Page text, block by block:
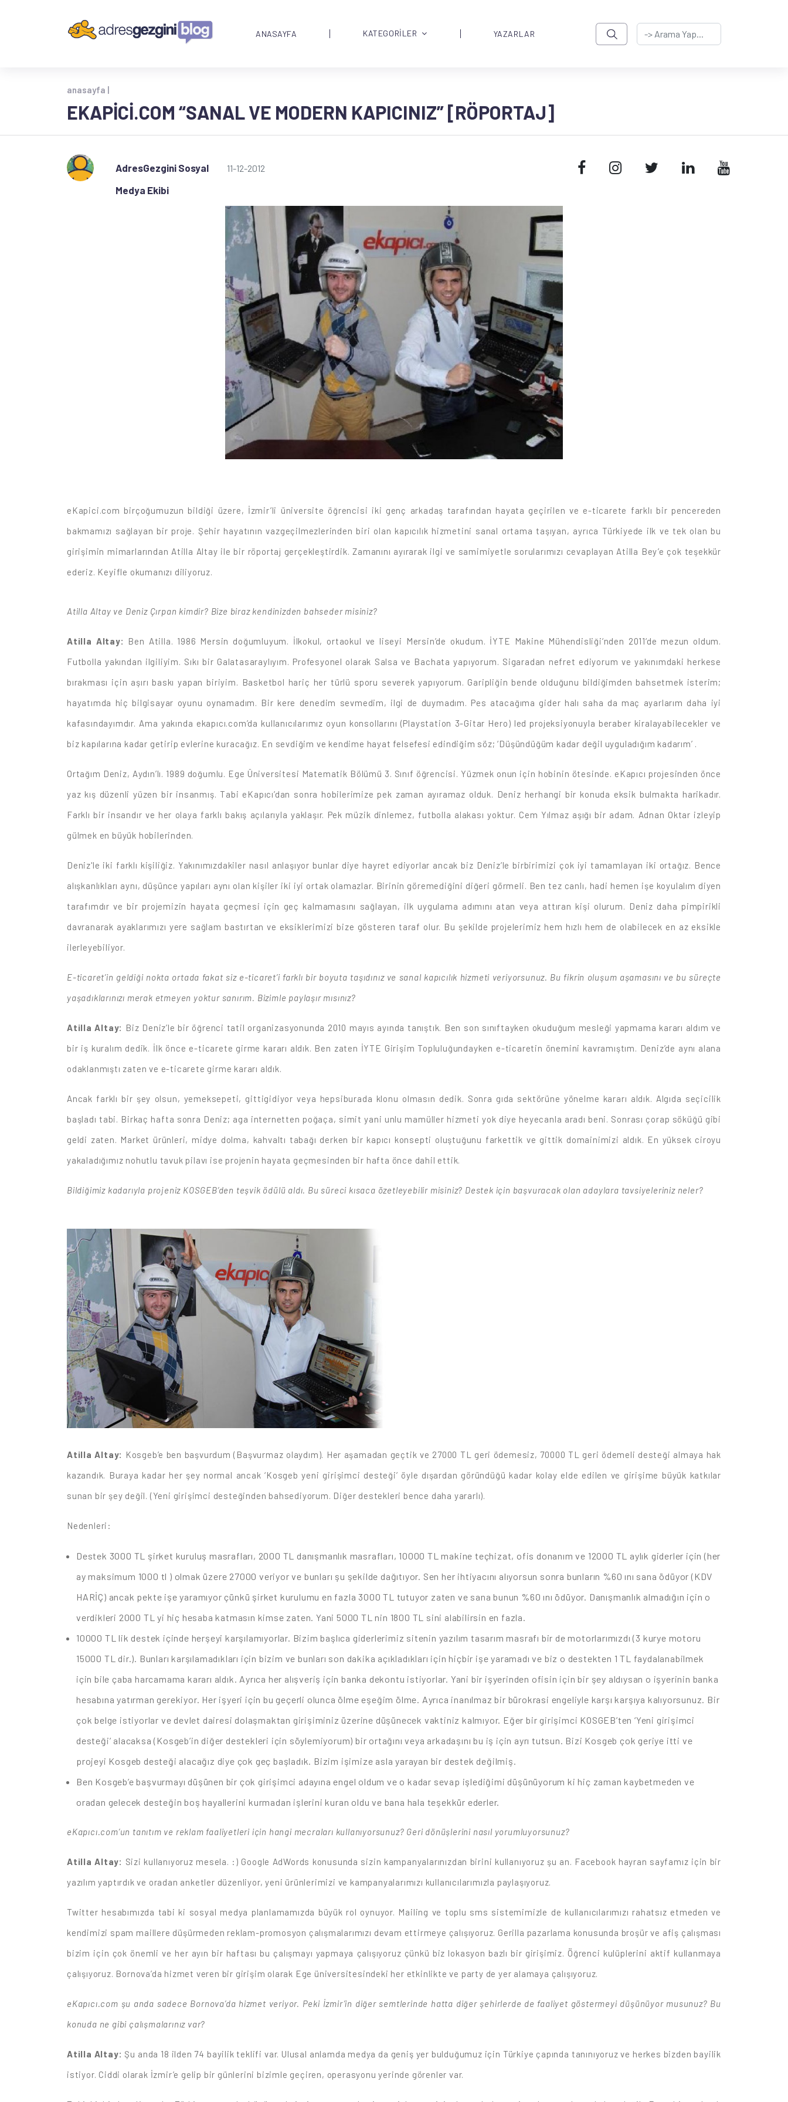
ANASAYFA KATEGORİLER YAZARLAR
anasayfa |
EKAPICI.COM “SANAL VE MODERN KAPICINIZ” [RÖPORTAJ]
AdresGezgini Sosyal
Medya Ekibi
11-12-2012
eKapici.com birçoğumuzun bildiği üzere, İzmir’li üniversite öğrencisi iki genç arkadaş tarafından hayata geçirilen ve e-ticarete farklı bir pencereden
bakmamızı sağlayan bir proje. Şehir hayatının vazgeçilmezlerinden biri olan kapıcılık hizmetini sanal ortama taşıyan, ayrıca Türkiyede ilk ve tek olan bu
girişimin mimarlarından Atilla Altay ile bir röportaj gerçekleştirdik. Zamanını ayırarak ilgi ve samimiyetle sorularımızı cevaplayan Atilla Bey’e çok teşekkür
ederiz. Keyifle okumanızı diliyoruz.
Atilla Altay ve Deniz Çırpan kimdir? Bize biraz kendinizden bahseder misiniz?
Atilla Altay:
Ben Atilla. 1986 Mersin doğumluyum. İlkokul, ortaokul ve liseyi Mersin’de okudum. İYTE Makine Mühendisliği‘nden 2011‘de mezun oldum.
Futbolla yakından ilgiliyim. Sıkı bir Galatasaraylıyım. Profesyonel olarak Salsa ve Bachata yapıyorum. Sigaradan nefret ediyorum ve yakınımdaki herkese
bırakması için aşırı baskı yapan biriyim. Basketbol hariç her türlü sporu severek yapıyorum. Garipliğin bende olduğunu bildiğimden bahsetmek isterim;
hayatımda hiç bilgisayar oyunu oynamadım. Bir kere denedim sevmedim, ilgi de duymadım. Pes atacağıma gider halı saha da maç ayarlarım daha iyi
kafasındayımdır. Ama yakında ekapıcı.com’da kullanıcılarımız oyun konsollarını (Playstation 3-Gitar Hero) led projeksiyonuyla beraber kiralayabilecekler ve
biz kapılarına kadar getirip evlerine kuracağız. En sevdiğim ve kendime hayat felsefesi edindiğim söz; ‘Düşündüğüm kadar değil uyguladığım kadarım’ .
Ortağım Deniz, Aydın’lı. 1989 doğumlu. Ege Üniversitesi Matematik Bölümü 3. Sınıf öğrencisi. Yüzmek onun için hobinin ötesinde. eKapıcı projesinden önce
yaz kış düzenli yüzen bir insanmış. Tabi eKapıcı’dan sonra hobilerimize pek zaman ayıramaz olduk. Deniz herhangi bir konuda eksik bulmakta harikadır.
Farklı bir insandır ve her olaya farklı bakış açılarıyla yaklaşır. Pek müzik dinlemez, futbolla alakası yoktur. Cem Yılmaz aşığı bir adam. Adnan Oktar izleyip
gülmek en büyük hobilerinden.
Deniz'le iki farklı kişiliğiz. Yakınımızdakiler nasıl anlaşıyor bunlar diye hayret ediyorlar ancak biz Deniz’le birbirimizi çok iyi tamamlayan iki ortağız. Bence
alışkanlıkları aynı, düşünce yapıları aynı olan kişiler iki iyi ortak olamazlar. Birinin göremediğini diğeri görmeli. Ben tez canlı, hadi hemen işe koyulalım diyen
tarafımdır ve bir projemizin hayata geçmesi için geç kalmamasını sağlayan, ilk uygulama adımını atan veya attıran kişi olurum. Deniz daha pimpirikli
davranarak ayaklarımızı yere sağlam bastırtan ve eksiklerimizi bize gösteren taraf olur. Bu şekilde projelerimiz hem hızlı hem de olabilecek en az eksikle
ilerleyebiliyor.
E-ticaret’in geldiği nokta ortada fakat siz e-ticaret’i farklı bir boyuta taşıdınız ve sanal kapıcılık hizmeti veriyorsunuz. Bu fikrin oluşum aşamasını ve bu süreçte
yaşadıklarınızı merak etmeyen yoktur sanırım. Bizimle paylaşır mısınız?
Atilla Altay: Biz Deniz’le bir öğrenci tatil organizasyonunda 2010 mayıs ayında tanıştık. Ben son sınıftayken okuduğum mesleği yapmama kararı aldım ve
bir iş kuralım dedik. İlk önce e-ticarete girme kararı aldık. Ben zaten İYTE Girişim Topluluğundayken e-ticaretin önemini kavramıştım. Deniz’de aynı alana
odaklanmıştı zaten ve e-ticarete girme kararı aldık.
Ancak farklı bir şey olsun, yemeksepeti, gittigidiyor veya hepsiburada klonu olmasın dedik. Sonra gıda sektörüne yönelme kararı aldık. Algıda seçicilik
başladı tabi. Birkaç hafta sonra Deniz; aga internetten poğaça, simit yani unlu mamüller hizmeti yok diye heyecanla aradı beni. Sonrası çorap söküğü gibi
geldi zaten. Market ürünleri, midye dolma, kahvaltı tabağı derken bir kapıcı konsepti oluştuğunu farkettik ve gittik domainimizi aldık. En yüksek ciroyu
yakaladığımız nohutlu tavuk pilavı ise projenin hayata geçmesinden bir hafta önce dahil ettik.
Bildiğimiz kadarıyla projeniz KOSGEB’den teşvik ödülü aldı. Bu süreci kısaca özetleyebilir misiniz? Destek için başvuracak olan adaylara tavsiyeleriniz neler?
Atilla Altay: Kosgeb’e ben başvurdum (Başvurmaz olaydım). Her aşamadan geçtik ve 27000 TL geri ödemesiz, 70000 TL geri ödemeli desteği almaya hak
kazandık. Buraya kadar her şey normal ancak ‘Kosgeb yeni girişimci desteği’ öyle dışardan göründüğü kadar kolay elde edilen ve girişime büyük katkılar
sunan bir şey değil. (Yeni girişimci desteğinden bahsediyorum. Diğer destekleri bence daha yararlı).
Nedenleri:
Destek 3000 TL şirket kuruluş masrafları, 2000 TL danışmanlık masrafları, 10000 TL makine teçhizat, ofis donanım ve 12000 TL aylık giderler için (her
ay maksimum 1000 tl ) olmak üzere 27000 veriyor ve bunları şu şekilde dağıtıyor. Sen her ihtiyacını alıyorsun sonra bunların %60 ını sana ödüyor (KDV
HARİÇ) ancak pekte işe yaramıyor çünkü şirket kurulumu en fazla 3000 TL tutuyor zaten ve sana bunun %60 ını ödüyor. Danışmanlık almadığın için o
verdikleri 2000 TL yi hiç hesaba katmasın kimse zaten. Yani 5000 TL nin 1800 TL sini alabilirsin en fazla.
10000 TL lik destek içinde herşeyi karşılamıyorlar. Bizim başlıca giderlerimiz sitenin yazılım tasarım masrafı bir de motorlarımızdı (3 kurye motoru
15000 TL dir.). Bunları karşılamadıkları için bizim ve bunları son dakika açıkladıkları için hiçbir işe yaramadı ve biz o destekten 1 TL faydalanabilmek
için bile çaba harcamama kararı aldık. Ayrıca her alışveriş için banka dekontu istiyorlar. Yani bir işyerinden ofisin için bir şey aldıysan o işyerinin banka
hesabına yatırman gerekiyor. Her işyeri için bu geçerli olunca ölme eşeğim ölme. Ayrıca inanılmaz bir bürokrasi engeliyle karşı karşıya kalıyorsunuz. Bir
çok belge istiyorlar ve devlet dairesi dolaşmaktan girişiminiz üzerine düşünecek vaktiniz kalmıyor. Eğer bir girişimci KOSGEB’ten ‘Yeni girişimci
desteği’ alacaksa (Kosgeb’in diğer destekleri için söylemiyorum) bir ortağını veya arkadaşını bu iş için ayrı tutsun. Bizi Kosgeb çok geriye itti ve
projeyi Kosgeb desteği alacağız diye çok geç başladık. Bizim işimize asla yarayan bir destek değilmiş.
Ben Kosgeb’e başvurmayı düşünen bir çok girişimci adayına engel oldum ve o kadar sevap işlediğimi düşünüyorum ki hiç zaman kaybetmeden ve
oradan gelecek desteğin boş hayallerini kurmadan işlerini kuran oldu ve bana hala teşekkür ederler.
eKapıcı.com’un tanıtım ve reklam faaliyetleri için hangi mecraları kullanıyorsunuz? Geri dönüşlerini nasıl yorumluyorsunuz?
Atilla Altay: Sizi kullanıyoruz mesela. :) Google AdWords konusunda sizin kampanyalarınızdan birini kullanıyoruz şu an. Facebook hayran sayfamız için bir
yazılım yaptırdık ve oradan anketler düzenliyor, yeni ürünlerimizi ve kampanyalarımızı kullanıcılarımızla paylaşıyoruz.
Twitter hesabımızda tabi ki sosyal medya planlamamızda büyük rol oynuyor. Mailing ve toplu sms sistemimizle de kullanıcılarımızı rahatsız etmeden ve
kendimizi spam maillere düşürmeden reklam-promosyon çalışmalarımızı devam ettirmeye çalışıyoruz. Gerilla pazarlama konusunda broşür ve afiş çalışması
bizim için çok önemli ve her ayın bir haftası bu çalışmayı yapmaya çalışıyoruz çünkü biz lokasyon bazlı bir girişimiz. Öğrenci kulüplerini aktif kullanmaya
çalışıyoruz. Bornova’da hizmet veren bir girişim olarak Ege üniversitesindeki her etkinlikte ve party de yer alamaya çalışıyoruz.
eKapıcı.com şu anda sadece Bornova’da hizmet veriyor. Peki İzmir’in diğer semtlerinde hatta diğer şehirlerde de faaliyet göstermeyi düşünüyor musunuz? Bu
konuda ne gibi çalışmalarınız var?
Atilla Altay:Şu anda 18 ilden 74 bayilik teklifi var. Ulusal anlamda medya da geniş yer bulduğumuz için Türkiye çapında tanınıyoruz ve herkes bizden bayilik
istiyor. Ciddi olarak İzmir’e gelip bir günlerini bizimle geçiren, operasyonu yerinde görenler var.